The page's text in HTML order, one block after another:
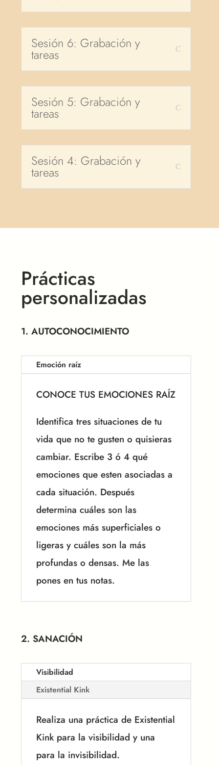
Sesión 6: Grabación y
tareas
Sesión 5: Grabación y
tareas
Sesión 4: Grabación y
tareas
Prácticas
personalizadas
1. AUTOCONOCIMIENTO
Emoción raíz
CONOCE TUS EMOCIONES RAÍZ
Identifica tres situaciones de tu
vida que no te gusten o quisieras
cambiar. Escribe 3 ó 4 qué
emociones que esten asociadas a
cada situación. Después
determina cuáles son las
emociones más superficiales o
ligeras y cuáles son la más
profundas o densas. Me las
pones en tus notas.
2. SANACIÓN
Visibilidad
Existential Kink
Realiza una práctica de Existential
Kink para la visibilidad y una
para la invisibilidad.